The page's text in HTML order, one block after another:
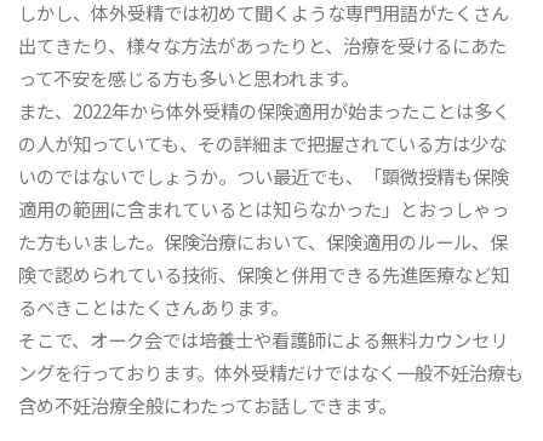
しかし、体外受精では初めて聞くような専門用語がたくさん
出てきたり、様々な方法があったりと、治療を受けるにあた
って不安を感じる方も多いと思われます。
また、2022年から体外受精の保険適用が始まったことは多く
の人が知っていても、その詳細まで把握されている方は少な
いのではないでしょうか。つい最近でも、「顕微授精も保険
適用の範囲に含まれているとは知らなかった」とおっしゃっ
た方もいました。保険治療において、保険適用のルール、保
険で認められている技術、保険と併用できる先進医療など知
るべきことはたくさんあります。
そこで、オーク会では培養士や看護師による無料カウンセリ
ングを行っております。体外受精だけではなく一般不妊治療も
含め不妊治療全般にわたってお話しできます。